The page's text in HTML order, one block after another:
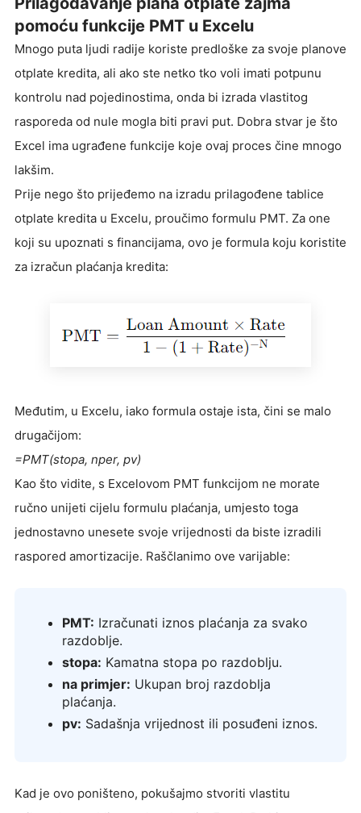
pomoću funkcije PMT u Excelu
Mnogo puta ljudi radije koriste predloške za svoje planove
otplate kredita, ali ako ste netko tko voli imati potpunu
kontrolu nad pojedinostima, onda bi izrada vlastitog
rasporeda od nule mogla biti pravi put. Dobra stvar je što
Excel ima ugrađene funkcije koje ovaj proces čine mnogo
lakšim.
Prije nego što prijeđemo na izradu prilagođene tablice
otplate kredita u Excelu, proučimo formulu PMT. Za one
koji su upoznati s financijama, ovo je formula koju koristite
za izračun plaćanja kredita:
Međutim, u Excelu, iako formula ostaje ista, čini se malo
drugačijom:
=PMT(stopa, nper, pv)
Kao što vidite, s Excelovom PMT funkcijom ne morate
ručno unijeti cijelu formulu plaćanja, umjesto toga
jednostavno unesete svoje vrijednosti da biste izradili
raspored amortizacije. Raščlanimo ove varijable:
PMT: Izračunati iznos plaćanja za svako
razdoblje.
stopa: Kamatna stopa po razdoblju.
na primjer: Ukupan broj razdoblja
plaćanja.
pv: Sadašnja vrijednost ili posuđeni iznos.
Kad je ovo poništeno, pokušajmo stvoriti vlastitu